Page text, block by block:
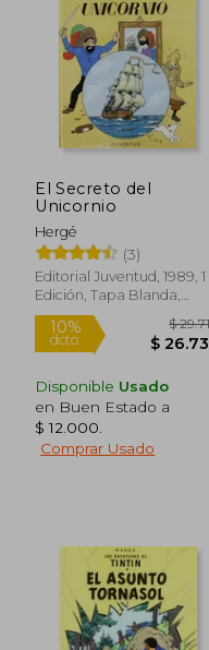
10%
dcto.
El Secreto del
Unicornio
Hergé
(3)
Editorial Juventud, 1989, 1
Edición, Tapa Blanda,
Nuevo
Disponible Usado
en Buen Estado a
$ 12.000
Comprar Usado